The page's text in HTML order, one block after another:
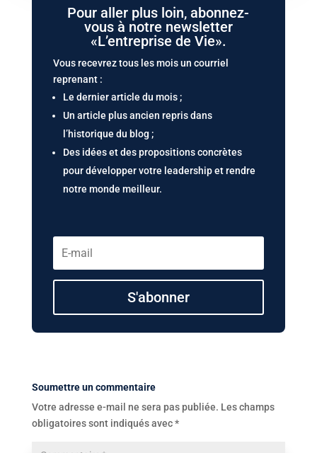
Pour aller plus loin, abonnez-
vous à notre newsletter
«L’entreprise de Vie».
Vous recevrez tous les mois un courriel
reprenant :
Le dernier article du mois ;
Un article plus ancien repris dans
l’historique du blog ;
Des idées et des propositions concrètes
pour développer votre leadership et rendre
notre monde meilleur.
S'abonner
Soumettre un commentaire
Votre adresse e-mail ne sera pas publiée. Les champs
obligatoires sont indiqués avec*